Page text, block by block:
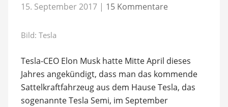
15. September 2017 | 15 Kommentare
Bild: Tesla
Tesla-CEO Elon Musk hatte Mitte April dieses
Jahres angekündigt, dass man das kommende
Sattelkraftfahrzeug aus dem Hause Tesla, das
sogenannte Tesla Semi, im September